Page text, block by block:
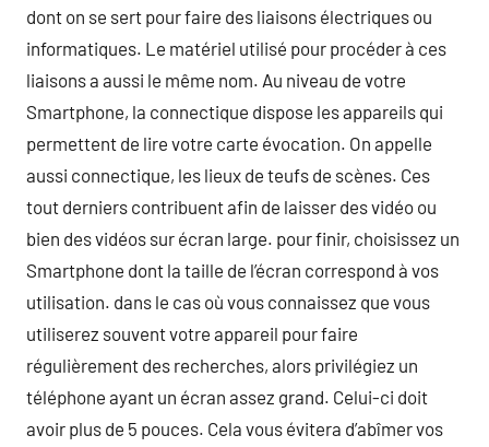
dont on se sert pour faire des liaisons électriques ou
informatiques. Le matériel utilisé pour procéder à ces
liaisons a aussi le même nom. Au niveau de votre
Smartphone, la connectique dispose les appareils qui
permettent de lire votre carte évocation. On appelle
aussi connectique, les lieux de teufs de scènes. Ces
tout derniers contribuent afin de laisser des vidéo ou
bien des vidéos sur écran large. pour finir, choisissez un
Smartphone dont la taille de l’écran correspond à vos
utilisation. dans le cas où vous connaissez que vous
utiliserez souvent votre appareil pour faire
régulièrement des recherches, alors privilégiez un
téléphone ayant un écran assez grand. Celui-ci doit
avoir plus de 5 pouces. Cela vous évitera d’abîmer vos